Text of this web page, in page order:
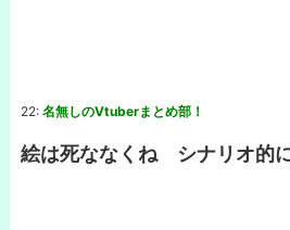
22: 名無しのVtuberまとめ部！
絵は死ななくね シナリオ的